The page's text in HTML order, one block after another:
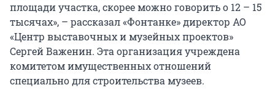
площади участка, скорее можно говорить о 12 – 15
тысячах», – рассказал «Фонтанке» директор АО
«Центр выставочных и музейных проектов»
Сергей Важенин. Эта организация учреждена
комитетом имущественных отношений
специально для строительства музеев.